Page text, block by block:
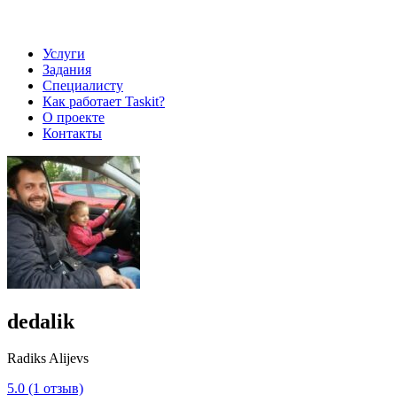
Услуги
Задания
Специалисту
Как работает Taskit?
О проекте
Контакты
dedalik
Radiks Alijevs
5.0 (1 отзыв)